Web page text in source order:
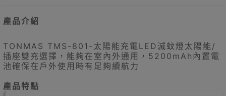
產品介紹
TONMAS TMS-801-太陽能充電LED滅蚊燈太陽能/
插座雙充選擇，能夠在室內外通用，5200mAh內置電
池確保在戶外使用時有足夠續航力
產品特點